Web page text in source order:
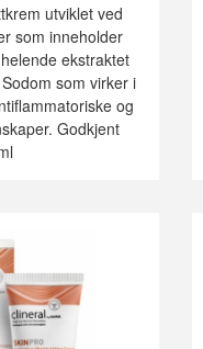
utviklet ved
som inneholder
ekstraktet
som virker i
og
Godkjent